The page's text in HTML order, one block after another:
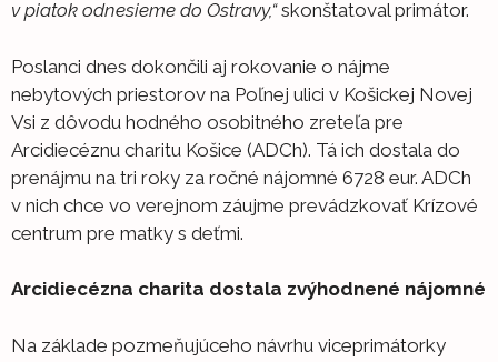
v piatok odnesieme do Ostravy,“skonštatoval primátor.
Poslanci dnes dokončili aj rokovanie o nájme
nebytových priestorov na Poľnej ulici v Košickej Novej
Vsi z dôvodu hodného osobitného zreteľa pre
Arcidiecéznu charitu Košice (ADCh). Tá ich dostala do
prenájmu na tri roky za ročné nájomné 6728 eur. ADCh
v nich chce vo verejnom záujme prevádzkovať Krízové
centrum pre matky s deťmi.
Arcidiecézna charita dostala zvýhodnené nájomné
Na základe pozmeňujúceho návrhu viceprimátorky